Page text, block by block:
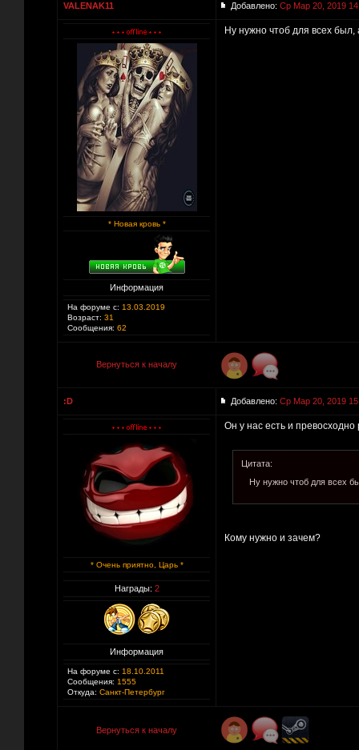
VALENAK11 Добавлено: Ср Мар 20, 2019
* Новая кровь *
Информация
На форуме с: 13.03.2019
Возраст: 31
Сообщения: 62
Ну нужно чтоб для всех
Вернуться к началу
:D Добавлено: Ср Мар 20, 2019
* Очень приятно, Царь *
Награды: 2
Информация
На форуме с: 18.10.2011
Сообщения: 1555
Откуда: Санкт-Петербург
Он у нас есть и превосходно
Цитата:
Ну нужно чтоб для всех
Кому нужно и зачем?
Вернуться к началу